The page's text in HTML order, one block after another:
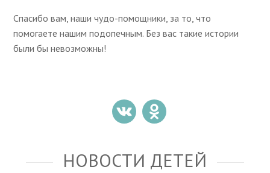
Спасибо вам, наши чудо-помощники, за то, что
помогаете нашим подопечным. Без вас такие истории
были бы невозможны!
НОВОСТИ ДЕТЕЙ